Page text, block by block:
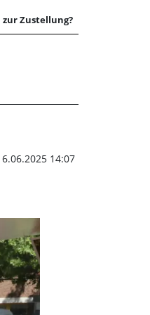
zur Zustellung?
vor
14:07